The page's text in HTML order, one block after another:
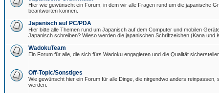
Hier wie gewünscht ein Forum, in dem wir alle Fragen rund um die japanische
beantworten können.
Japanisch auf PC/PDA
Hier bitte alle Themen rund um Japanisch auf dem Computer und mobilen
Japanisch schreiben? Wieso werden die japanischen Schriftzeichen (Kana und
WadokuTeam
Ein Forum für alle, die sich fürs Wadoku engagieren und die Qualität
Off-Topic/Sonstiges
Wie gewünscht hier ein Forum für alle Dinge, die nirgendwo anders reinpassen,
werden.